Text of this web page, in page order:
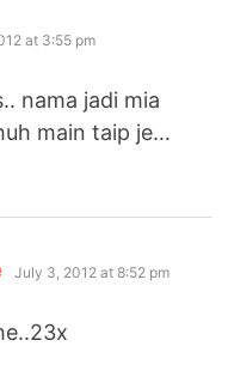
at 3:55 pm
nama jadi mia
main taip je…
says:
July 3, 2012 at 8:52 pm